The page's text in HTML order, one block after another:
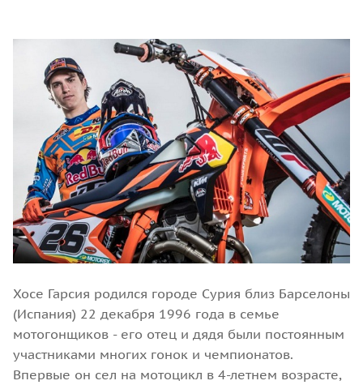
Хосе Гарсия родился городе Сурия близ Барселоны
(Испания) 22 декабря 1996 года в семье
мотогонщиков - его отец и дядя были постоянным
участниками многих гонок и чемпионатов.
Впервые он сел на мотоцикл в 4-летнем возрасте,